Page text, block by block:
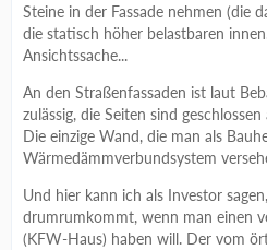
Steine in der Fassade nehmen (die
die statisch höher belastbaren
Ansichtssache...
An den Straßenfassaden ist laut
zulässig, die Seiten sind
Die einzige Wand, die man als
Wärmedämmverbundsystem
Und hier kann ich als Investor
drumrumkommt, wenn man einen
(KFW-Haus) haben will. Der vom